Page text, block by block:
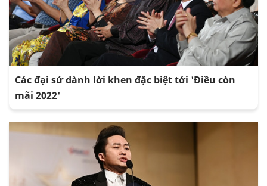
Các đại sứ dành lời khen đặc biệt tới 'Điều còn
mãi 2022'